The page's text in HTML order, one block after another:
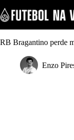
k
i
p
tRB Bragantino perde
Enzo